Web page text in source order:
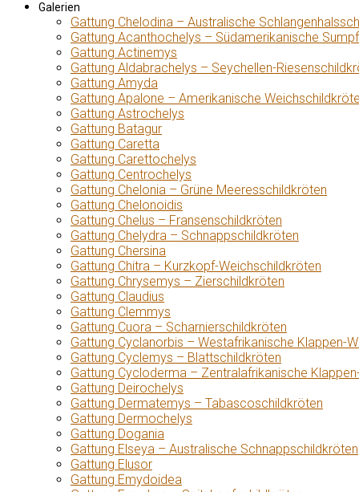
Galerien
Gattung Chelodina – Australische
Gattung Acanthochelys – Südamerikanische
Gattung Actinemys
Gattung Aldabrachelys – Seychellen-
Gattung Amyda
Gattung Apalone – Amerikanische
Gattung Astrochelys
Gattung Batagur
Gattung Caretta
Gattung Carettochelys
Gattung Centrochelys
Gattung Chelonia – Grüne Meeresschildkröten
Gattung Chelonoidis
Gattung Chelus – Fransenschildkröten
Gattung Chelydra – Schnappschildkröten
Gattung Chersina
Gattung Chitra – Kurzkopf-Weichschildkröten
Gattung Chrysemys – Zierschildkröten
Gattung Claudius
Gattung Clemmys
Gattung Cuora – Scharnierschildkröten
Gattung Cyclanorbis – Westafrikanische Klappen-
Gattung Cyclemys – Blattschildkröten
Gattung Cycloderma – Zentralafrikanische
Gattung Deirochelys
Gattung Dermatemys – Tabascoschildkröten
Gattung Dermochelys
Gattung Dogania
Gattung Elseya – Australische Schnappschildkröten
Gattung Elusor
Gattung Emydoidea